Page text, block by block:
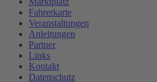
Fahrerkarte
Veranstaltungen
Anleitungen
Partner
Links
Kontakt
Datenschutz